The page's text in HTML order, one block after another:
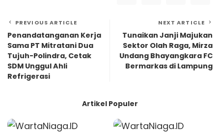
PREVIOUS ARTICLE
Penandatanganan Kerja
Sama PT Mitratani Dua
Tujuh-Polindra, Cetak
SDM Unggul Ahli
Refrigerasi
NEXT ARTICLE
Tunaikan Janji Majukan
Sektor Olah Raga, Mirza
Undang Bhayangkara FC
Bermarkas di Lampung
Artikel Populer